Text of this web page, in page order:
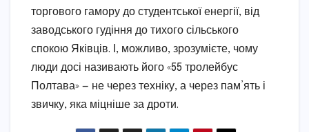
торгового гамору до студентської енергії, від
заводського гудіння до тихого сільського
спокою Яківців. І, можливо, зрозумієте, чому
люди досі називають його «55 тролейбус
Полтава» — не через техніку, а через пам’ять і
звичку, яка міцніше за дроти.